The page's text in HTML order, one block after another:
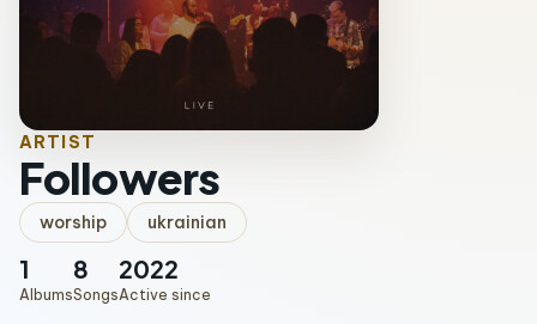
ARTIST
Followers
worship ukrainian
1
Albums
8
Songs
2022
Active since